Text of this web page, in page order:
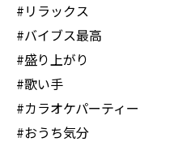
#リラックス
#バイブス最高
#盛り上がり
#歌い手
#カラオケパーティー
#おうち気分